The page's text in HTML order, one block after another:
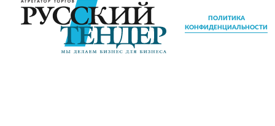
ПОЛИТИКА
КОНФИДЕНЦИАЛЬНОСТИ